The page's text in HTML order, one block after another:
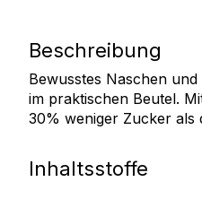
Beschreibung
Bewusstes Naschen
im praktischen Beutel.
30% weniger Zucker als
Inhaltsstoffe